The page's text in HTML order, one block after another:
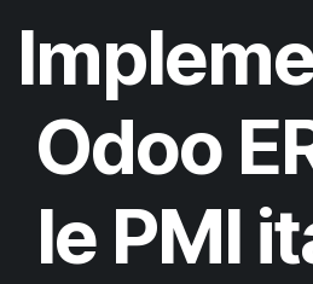
Odoo
le PMI